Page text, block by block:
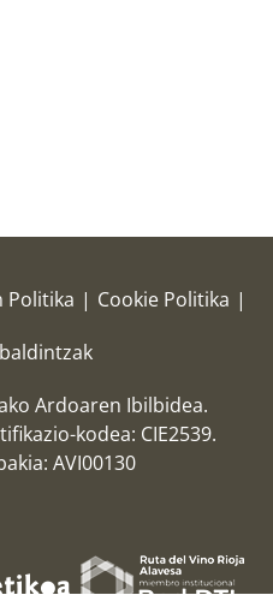
Politika | Cookie Politika |
Ardoaren Ibilbidea.
kodea: CIE2539.
AVI00130